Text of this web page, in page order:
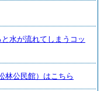
水が流れてしまうコッ
林公民館）はこちら